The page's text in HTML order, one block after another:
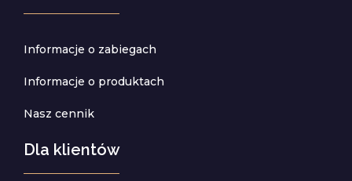
Informacje o zabiegach
Informacje o produktach
Nasz cennik
Dla klientów